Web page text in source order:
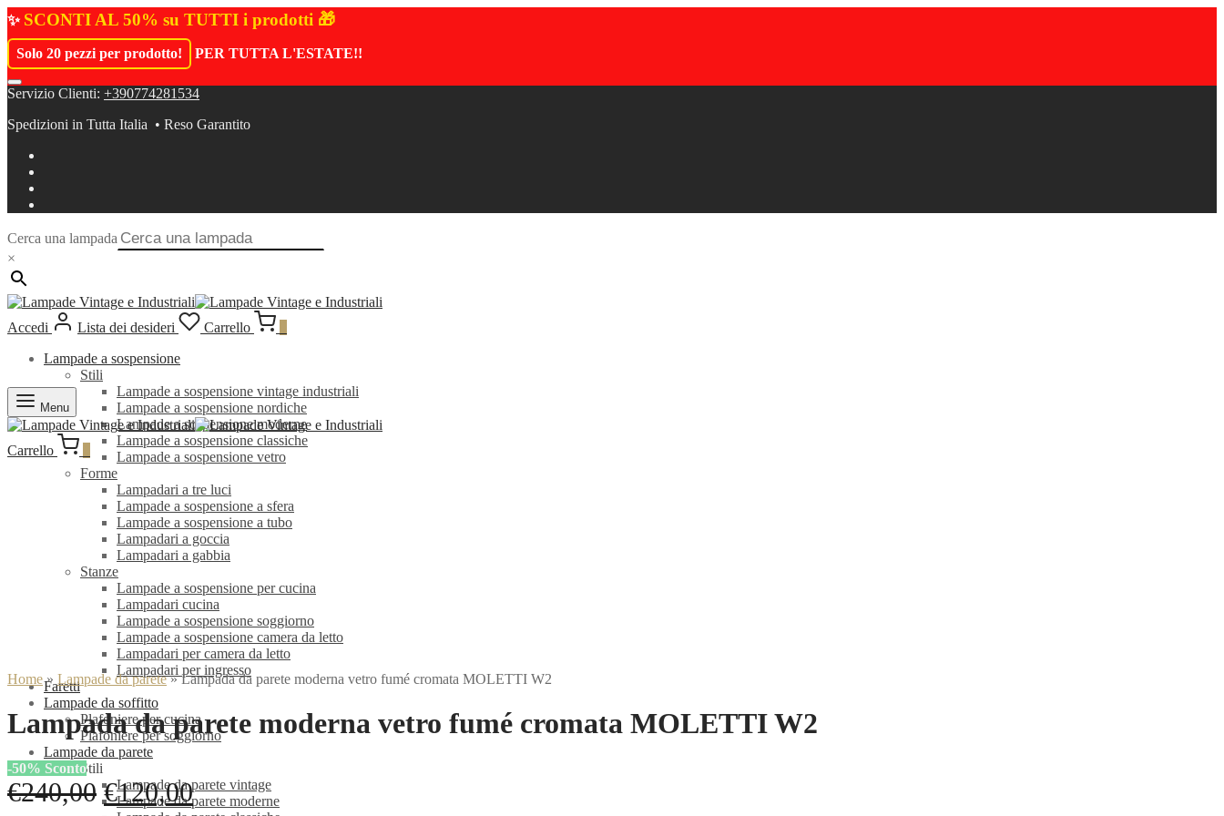
✨ SCONTI AL 50% su TUTTI i prodotti 🎁
Solo 20 pezzi per prodotto! PER TUTTA L'ESTATE!!
Servizio Clienti: +390774281534
Spedizioni in Tutta Italia • Reso Garantito
Cerca una lampada
×
Accedi Lista dei desideri Carrello
Lampade a sospensione
Stili
Lampade a sospensione vintage industriali
Lampade a sospensione nordiche
Lampade a sospensione moderne
Lampade a sospensione classiche
Lampade a sospensione vetro
Forme
Lampadari a tre luci
Lampade a sospensione a sfera
Lampade a sospensione a tubo
Lampadari a goccia
Lampadari a gabbia
Stanze
Lampade a sospensione per cucina
Lampadari cucina
Lampade a sospensione soggiorno
Lampade a sospensione camera da letto
Lampadari per camera da letto
Lampadari per ingresso
Faretti
Lampade da soffitto
Plafoniere per cucina
Plafoniere per soggiorno
Lampade da parete
Stili
Lampade da parete vintage
Lampade da parete moderne
Menu
Carrello
Home» Lampade da parete»Lampada da parete moderna vetro fumé cromata MOLETTI W2
Lampada da parete moderna vetro fumé cromata MOLETTI W2
-50% Sconto
€240,00 Il
€120,00Il